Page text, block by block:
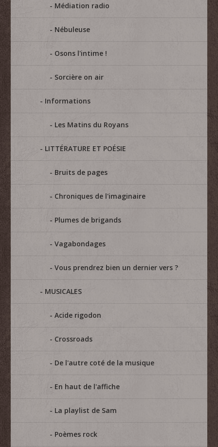
Médiation radio
Nébuleuse
Osons l'intime !
Sorcière on air
Informations
Les Matins du Royans
LITTÉRATURE ET POÉSIE
Bruits de pages
Chroniques de l'imaginaire
Plumes de brigands
Vagabondages
Vous prendrez bien un dernier vers ?
MUSICALES
Acide rigodon
Crossroads
De l'autre coté de la musique
En haut de l'affiche
La playlist de Sam
Poèmes rock